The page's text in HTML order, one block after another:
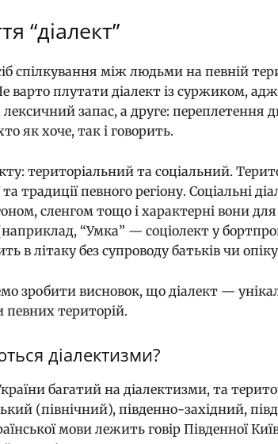
“діалект”
спілкування між людьми на певній
варто плутати діалект із суржиком,
запас, а друге: переплетення
як хоче, так і говорить.
територіальний та соціальний.
традиції певного регіону. Соціальні
сленгом тощо і характерні вони для
“Умка” — соціолект у
в літаку без супроводу батьків чи
зробити висновок, що діалект —
територій.
діалектизми?
багатий на діалектизми, та
(північний), південно-західний,
мови лежить говір Південної